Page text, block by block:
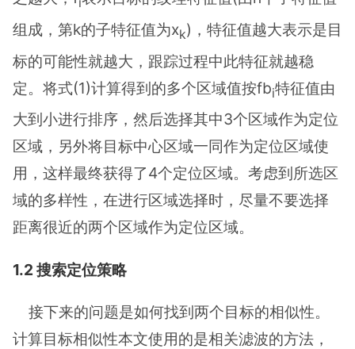
组成，第k的子特征值为xk)，特征值越大表示是目
标的可能性就越大，跟踪过程中此特征就越稳
定。将式(1)计算得到的多个区域值按fbi特征值由
大到小进行排序，然后选择其中3个区域作为定位
区域，另外将目标中心区域一同作为定位区域使
用，这样最终获得了4个定位区域。考虑到所选区
域的多样性，在进行区域选择时，尽量不要选择
距离很近的两个区域作为定位区域。
1.2 搜索定位策略
接下来的问题是如何找到两个目标的相似性。
计算目标相似性本文使用的是相关滤波的方法，